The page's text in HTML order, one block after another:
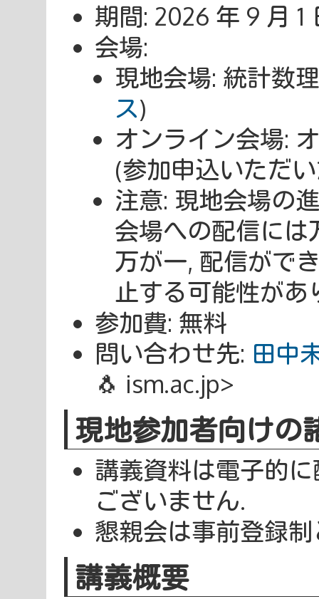
期間: 2026 年 9 月 1
会場:
現地会場: 統計数
ス)
オンライン会場:
(参加申込いただ
注意: 現地会場の
会場への配信には
万が一, 配信がで
止する可能性があ
参加費: 無料
問い合わせ先: 田中
🐧 ism.ac.jp>
現地参加者向けの
講義資料は電子的
ございません.
懇親会は事前登録
講義概要